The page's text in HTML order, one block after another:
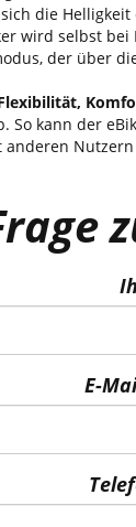
die
wird selbst
der über
So kann der
E-